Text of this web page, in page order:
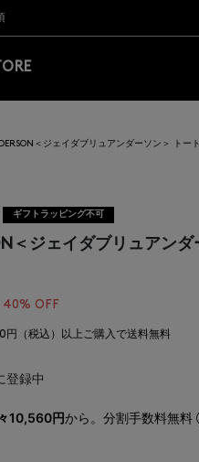
常時送料無料！お買い物の際は会員登
）
ついて
常時送料無料！お買い物の際は会員登
）
＜ジェイダブリュアンダーソン＞ トー
ギフトラッピング不可
＜ジェイダブリュアン
40% OFF
円（税込）以上ご購入で送料無料
登録中
10,560円から。分割手数料無料